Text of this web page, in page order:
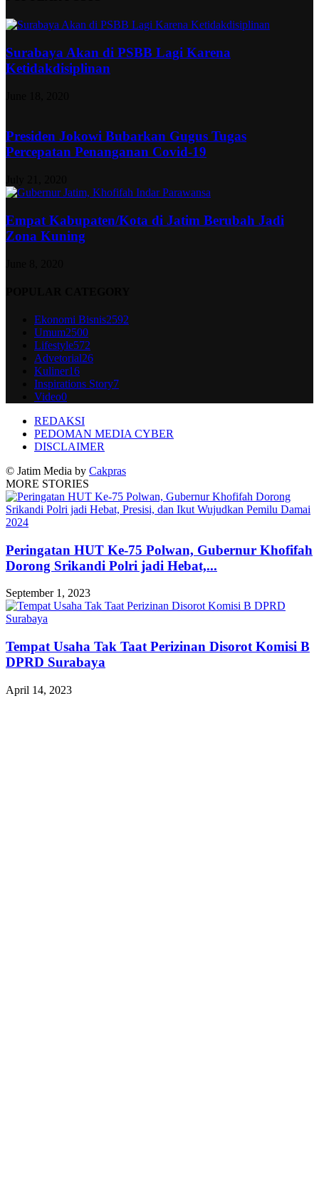
Surabaya Akan di PSBB Lagi Karena
Ketidakdisiplinan
Presiden Jokowi Bubarkan Gugus Tugas
Percepatan Penanganan Covid-19
Empat Kabupaten/Kota di Jatim Berubah Jadi
Zona Kuning
Ekonomi Bisnis2592
Umum2500
Lifestyle572
Advetorial26
Kuliner16
Inspirations Story7
Video0
REDAKSI
PEDOMAN MEDIA CYBER
DISCLAIMER
© Jatim Media by Cakpras
MORE STORIES
Peringatan HUT Ke-75 Polwan, Gubernur Khofifah
Dorong Srikandi Polri jadi Hebat,...
September 1, 2023
Tempat Usaha Tak Taat Perizinan Disorot Komisi B
DPRD Surabaya
April 14, 2023